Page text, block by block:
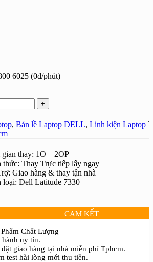
6025 (0đ/phút)
, Bản lề Laptop DELL, Linh kiện Laptop
thay: 1O – 2OP
thức: Thay Trực tiếp lấy ngay
Giao hàng & thay tận nhà
loại: Dell Latitude 7330
CAM KẾT
Phẩm Chất Lượng
hành uy tín.
giao hàng tại nhà miễn phí Tphcm.
test hài lòng mới thu tiền.